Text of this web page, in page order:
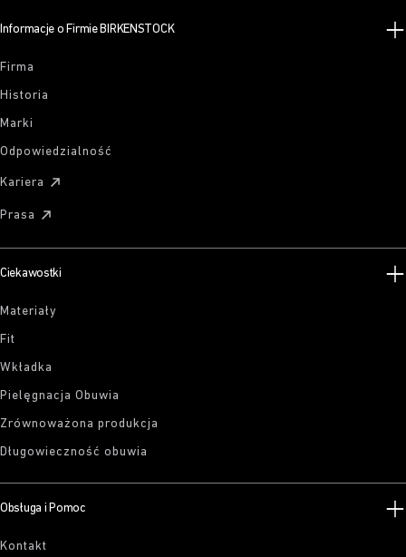
Informacje o Firmie BIRKENSTOCK
Firma
Historia
Marki
Odpowiedzialność
Kariera
Prasa
Ciekawostki
Materiały
Fit
Wkładka
Pielęgnacja Obuwia
Zrównoważona produkcja
Długowieczność obuwia
Obsługa i Pomoc
Kontakt